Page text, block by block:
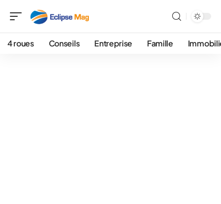
4 roues Conseils Entreprise Famille